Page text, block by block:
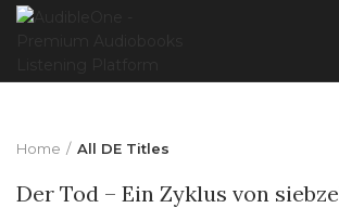
Home All DE Titles
Der Tod – Ein Zyklus von